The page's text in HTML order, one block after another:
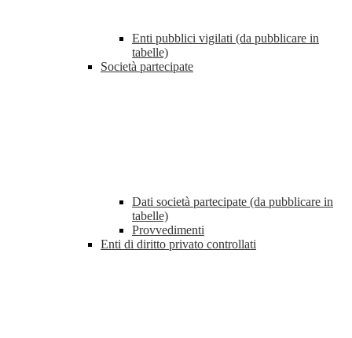
Enti pubblici vigilati (da pubblicare in
tabelle)
Società partecipate
Dati società partecipate (da pubblicare in
tabelle)
Provvedimenti
Enti di diritto privato controllati